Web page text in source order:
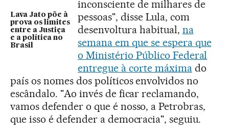
Lava Jato põe à
prova os limites
entre a Justiça
e a política no
Brasil
inconsciente de milhares de
pessoas", disse Lula, com
desenvoltura habitual, na
semana em que se espera que
o Ministério Público Federal
entregue à corte máximado
país os nomes dos políticos envolvidos no
escândalo. "Ao invés de ficar reclamando,
vamos defender o que é nosso, a Petrobras,
que isso é defender a democracia", seguiu.